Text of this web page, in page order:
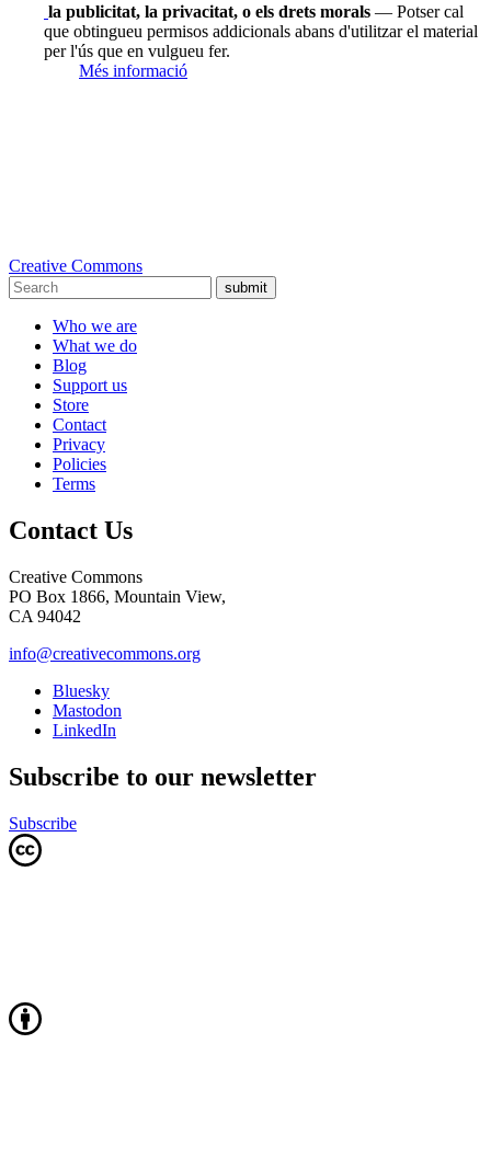
la publicitat, la privacitat, o els drets morals — Potser cal
que obtingueu permisos addicionals abans d'utilitzar el material
per l'ús que en vulgueu fer.
Més informació
Creative Commons
submit
Who we are
What we do
Blog
Support us
Store
Contact
Privacy
Policies
Terms
Contact Us
Creative Commons
PO Box 1866, Mountain View,
CA 94042
info@creativecommons.org
Bluesky
Mastodon
LinkedIn
Subscribe to our newsletter
Subscribe